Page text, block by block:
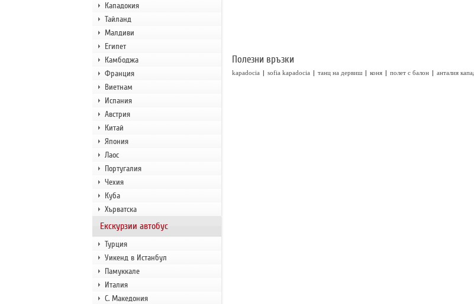
Кападокия
Тайланд
Малдиви
Египет
Камбоджа
Франция
Виетнам
Испания
Австрия
Китай
Япония
Лаос
Португалия
Чехия
Куба
Хърватска
Екскурзии автобус
Турция
Уикенд в Истанбул
Памуккале
Италия
С. Македония
Полезни връзки
kapadocia | sofia kapadocia | танц на дервиш | коня | полет с балон | анталия